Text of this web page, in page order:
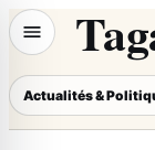
Actualités &